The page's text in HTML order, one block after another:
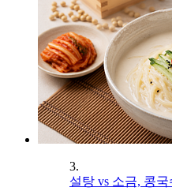
3.
설탕 vs 소금, 콩